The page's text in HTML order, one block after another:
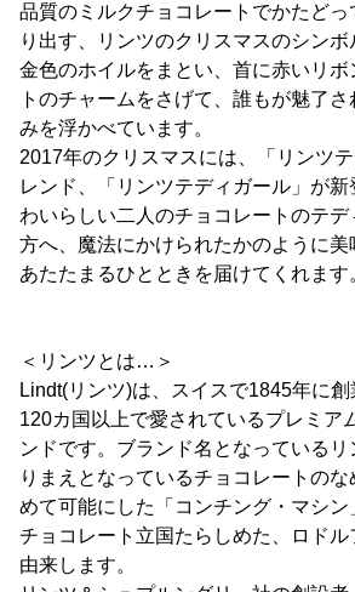
品質のミルクチョコレートでかたど
り出す、リンツのクリスマスのシンボ
金色のホイルをまとい、首に赤いリ
トのチャームをさげて、誰もが魅了
みを浮かべています。
2017年のクリスマスには、「リンツ
レンド、「リンツテディガール」が
わいらしい二人のチョコレートのテ
方へ、魔法にかけられたかのように
あたたまるひとときを届けてくれます
＜リンツとは…＞
Lindt(リンツ)は、スイスで1845年に
120カ国以上で愛されているプレミア
ンドです。ブランド名となっている
りまえとなっているチョコレートの
めて可能にした「コンチング・マシ
チョコレート立国たらしめた、ロドル
由来します。